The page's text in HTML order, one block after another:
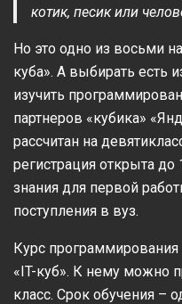
котик, песик или
Но это одно из восьми
куба». А выбирать есть
изучить
партнеров «кубика»
рассчитан на
регистрация открыта до
знания для первой
поступления в вуз.
Курс программирования
«IT-куб». К нему можно
класс. Срок обучения –